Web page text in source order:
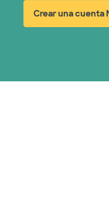
Crear una cuenta